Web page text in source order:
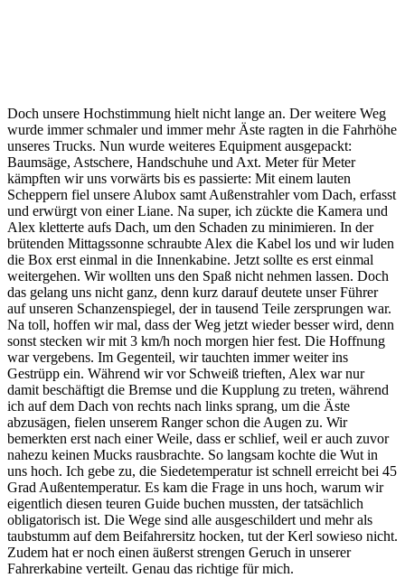
Doch unsere Hochstimmung hielt nicht lange an. Der weitere Weg
wurde immer schmaler und immer mehr Äste ragten in die Fahrhöhe
unseres Trucks. Nun wurde weiteres Equipment ausgepackt:
Baumsäge, Astschere, Handschuhe und Axt. Meter für Meter
kämpften wir uns vorwärts bis es passierte: Mit einem lauten
Scheppern fiel unsere Alubox samt Außenstrahler vom Dach, erfasst
und erwürgt von einer Liane. Na super, ich zückte die Kamera und
Alex kletterte aufs Dach, um den Schaden zu minimieren. In der
brütenden Mittagssonne schraubte Alex die Kabel los und wir luden
die Box erst einmal in die Innenkabine. Jetzt sollte es erst einmal
weitergehen. Wir wollten uns den Spaß nicht nehmen lassen. Doch
das gelang uns nicht ganz, denn kurz darauf deutete unser Führer
auf unseren Schanzenspiegel, der in tausend Teile zersprungen war.
Na toll, hoffen wir mal, dass der Weg jetzt wieder besser wird, denn
sonst stecken wir mit 3 km/h noch morgen hier fest. Die Hoffnung
war vergebens. Im Gegenteil, wir tauchten immer weiter ins
Gestrüpp ein. Während wir vor Schweiß trieften, Alex war nur
damit beschäftigt die Bremse und die Kupplung zu treten, während
ich auf dem Dach von rechts nach links sprang, um die Äste
abzusägen, fielen unserem Ranger schon die Augen zu. Wir
bemerkten erst nach einer Weile, dass er schlief, weil er auch zuvor
nahezu keinen Mucks rausbrachte. So langsam kochte die Wut in
uns hoch. Ich gebe zu, die Siedetemperatur ist schnell erreicht bei 45
Grad Außentemperatur. Es kam die Frage in uns hoch, warum wir
eigentlich diesen teuren Guide buchen mussten, der tatsächlich
obligatorisch ist. Die Wege sind alle ausgeschildert und mehr als
taubstumm auf dem Beifahrersitz hocken, tut der Kerl sowieso nicht.
Zudem hat er noch einen äußerst strengen Geruch in unserer
Fahrerkabine verteilt. Genau das richtige für mich.